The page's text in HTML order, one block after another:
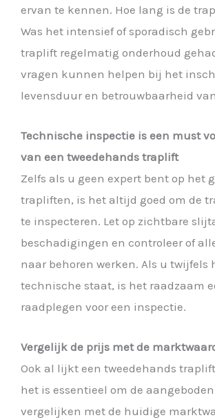
ervan te kennen. Hoe lang is de
Was het intensief of sporadisch
traplift regelmatig onderhoud
vragen kunnen helpen bij het
levensduur en betrouwbaarheid
Technische inspectie is een must
van een tweedehands traplift
Zelfs als u geen expert bent op het
trapliften, is het altijd goed om de
te inspecteren. Let op zichtbare
beschadigingen en controleer of
naar behoren werken. Als u twijfels
technische staat, is het raadzaam
raadplegen voor een inspectie.
Vergelijk de prijs met de
Ook al lijkt een tweedehands
het is essentieel om de
vergelijken met de huidige